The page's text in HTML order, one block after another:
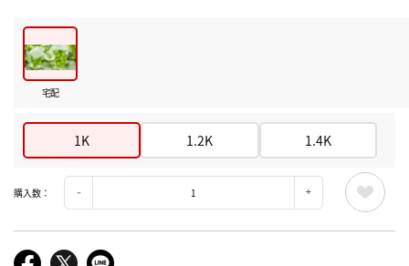
宅配
1K 1.2K 1.4K
購入数：